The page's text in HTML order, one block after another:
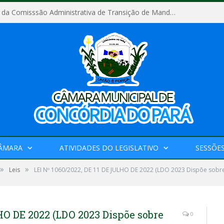
Relatório Final da Comisssão Administrativa de Transição de Mandato do Poder Legislativo do Município de Concórdia do Pará
ATIVIDADES DO LEGISLATIVO
» Leis » LEI Nº 1060/2022, DE 11 DE JULHO DE 2022 (LDO 2023 Dispõe
DE 2022 (LDO 2023 Dispõe sobre
0